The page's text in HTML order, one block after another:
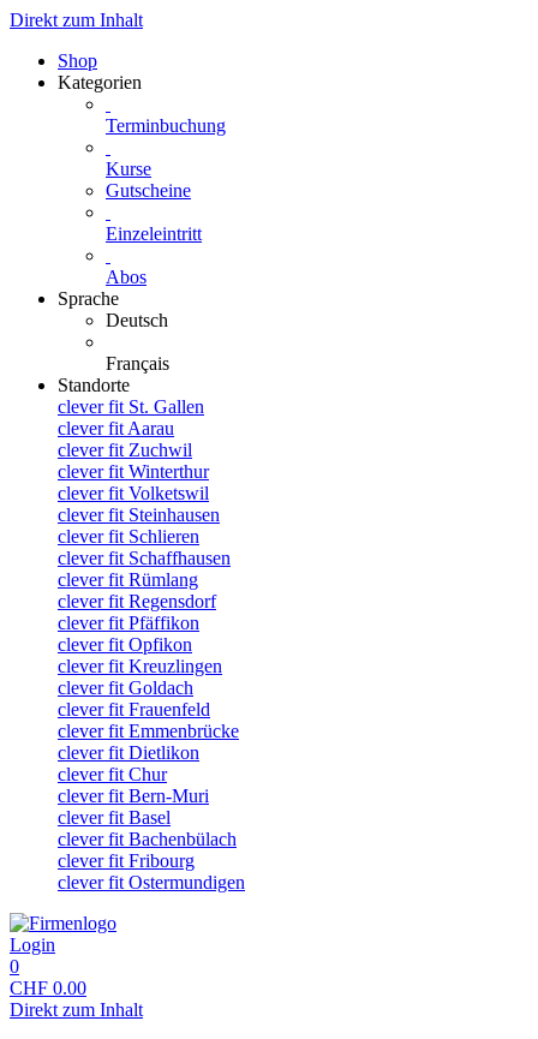
Direkt zum Inhalt
Shop
Kategorien
Terminbuchung
Kurse
Gutscheine
Einzeleintritt
Abos
Sprache
Deutsch
Français
Standorte
clever fit St. Gallen
clever fit Aarau
clever fit Zuchwil
clever fit Winterthur
clever fit Volketswil
clever fit Steinhausen
clever fit Schlieren
clever fit Schaffhausen
clever fit Rümlang
clever fit Regensdorf
clever fit Pfäffikon
clever fit Opfikon
clever fit Kreuzlingen
clever fit Goldach
clever fit Frauenfeld
clever fit Emmenbrücke
clever fit Dietlikon
clever fit Chur
clever fit Bern-Muri
clever fit Basel
clever fit Bachenbülach
clever fit Fribourg
clever fit Ostermundigen
Login
0
CHF 0.00
Direkt zum Inhalt